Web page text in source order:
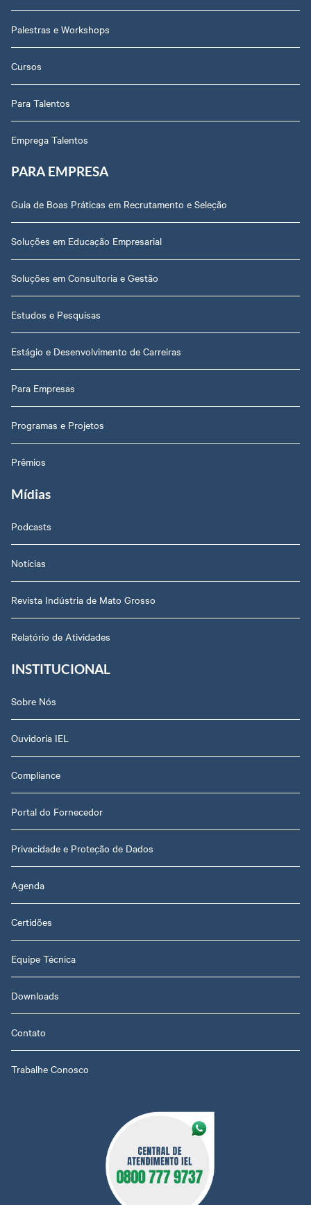
Palestras e Workshops
Cursos
Para Talentos
Emprega Talentos
PARA EMPRESA
Guia de Boas Práticas em Recrutamento e Seleção
Soluções em Educação Empresarial
Soluções em Consultoria e Gestão
Estudos e Pesquisas
Estágio e Desenvolvimento de Carreiras
Para Empresas
Programas e Projetos
Prêmios
Mídias
Podcasts
Notícias
Revista Indústria de Mato Grosso
Relatório de Atividades
INSTITUCIONAL
Sobre Nós
Ouvidoria IEL
Compliance
Portal do Fornecedor
Privacidade e Proteção de Dados
Agenda
Certidões
Equipe Técnica
Downloads
Contato
Trabalhe Conosco